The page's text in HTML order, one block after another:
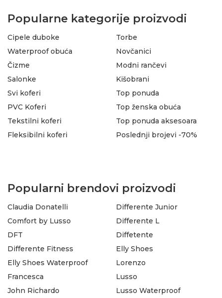
Popularne kategorije proizvodi
Cipele duboke
Waterproof obuća
Čizme
Salonke
Torbe
Novčanici
Modni rančevi
Kišobrani
Svi koferi
PVC Koferi
Tekstilni koferi
Fleksibilni koferi
Top ponuda
Top ženska obuća
Top ponuda aksesoara
Poslednji brojevi -70%
Popularni brendovi proizvodi
Claudia Donatelli
Comfort by Lusso
DFT
Differente Fitness
Differente Junior
Differente L
Diffetente
Elly Shoes
Elly Shoes Waterproof
Francesca
John Richardo
Lorenzo
Lusso
Lusso Waterproof